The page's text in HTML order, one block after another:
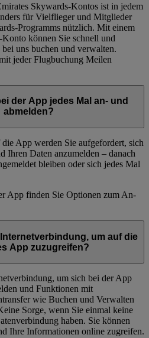
Skywards-Kontos ist in jedem
für Vielflieger und Mitglieder
Programms nützlich. Mit einem
können Sie schnell und
uns buchen und verwalten.
jeder Flugbuchung Meilen
der App jedes Mal an- und
abmelden?
App werden Sie aufgefordert, sich
Ihren Daten anzumelden – danach
bleiben oder sich jedes Mal
App finden Sie Optionen zum An-
um auf die
App zuzugreifen?
um sich bei der App
und Funktionen mit
wie Buchen und Verwalten
Sorge, wenn Sie einmal keine
haben. Sie können
Ihre Informationen online zugreifen.